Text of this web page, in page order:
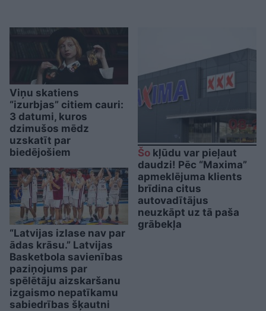
Viņu skatiens
“izurbjas” citiem cauri:
3 datumi, kuros
dzimušos mēdz
uzskatīt par
biedējošiem
“Latvijas izlase nav par
ādas krāsu.” Latvijas
Basketbola savienības
paziņojums par
spēlētāju aizskaršanu
izgaismo nepatīkamu
sabiedrības šķautni
Šo kļūdu var pieļaut
daudzi! Pēc “Maxima”
apmeklējuma klients
brīdina citus
autovadītājus
neuzkāpt uz tā paša
grābekļa